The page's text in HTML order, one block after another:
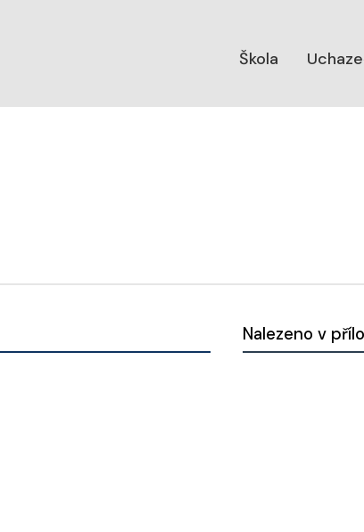
Škola
Nalezeno v